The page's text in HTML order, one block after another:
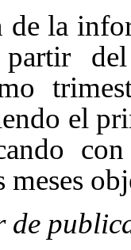
la
el
meses
de